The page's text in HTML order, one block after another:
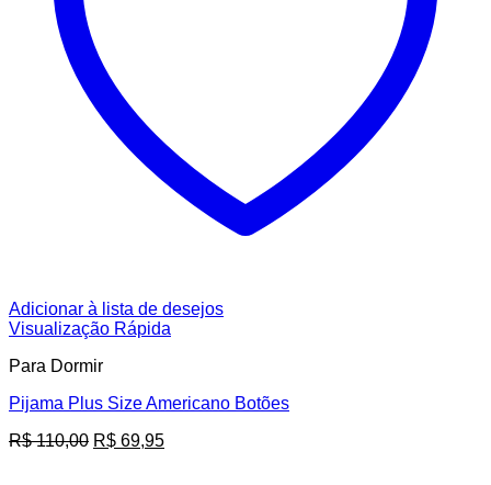
Adicionar à lista de desejos
Visualização Rápida
Para Dormir
Pijama Plus Size Americano Botões
R$110,00 O
R$ 69,95O